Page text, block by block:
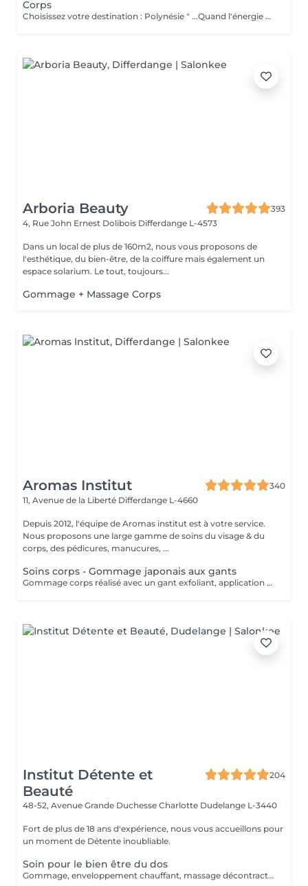
Corps
Choisissez votre destination : Polynésie " ...Quand l'énergie des îles envahit le corps et l'esprit ... " Ce Rituel aux senteurs divines de monoï, mangue et frangipanier démarre par une exfoliation en douceur au sable de bora bora, puis se prolonge par une « sieste de bien-être » tropicale au beurre de mangue, extrêmement relaxante pour les tensions physiques et pour l'esprit, mais aussi nourrissante pour la peau. Enfin, le Massage (55min) Polynésien Sweet Lomi, très ressourçant, est pratiqué avec un divin nectar de beauté à la fleur de frangipanier ou une huile relaxante au CBD. Amazonie " ... Ce Rituel fait vibrer l'énergie joyeuse et tonique du Brésil ... " Le sucre roux du gommage, mélangé à l'huile de noix du Brésil, fond sur la peau pour éliminer les cellules mortes et préparer l'épiderme à recevoir l'enveloppement anti-stress, véritable « sieste de bien-être ». Puis, le Massage (55min) Holistic Bambou, intégrant des manuvres drainantes au bambou, est pratiqué avec un nectar de beauté aux effluves gourmandes fruitées de mangue et fruit de la passion ou une huile de soin à l'acérola pour un corps relâché, vivifié et très léger ! Indonésie " ... Expérience détox pour retrouver vitalité, harmonie, légèreté ... " Un Rituel pour évacuer le stress et la fatigue en drainant les toxines, et pour retrouver une silhouette affinée. Le gommage au riz, sel, thé vert et épices se poursuit par un « cocon minceur » riche en algues fucus et café vert, véritable « cataplasme » amincissant. Enfin, le Massage (55min) Balizen est pratiqué avec une huile de soin phyto-aromatique drainante et amincissante. Afrique " ... Une expérience sensorielle basée sur une synergie d'huiles essentielles relaxantes ..." Les Produits de Soin de ce Rituel sont certifiés Bio COSMOS ORGANIC. Les graines de baobab du gommage éliminent impuretés et cellules mortes, permettant ainsi à la peau d'absorber les bienfaits des huiles essentielles relaxantes lors de la phase d'enveloppement. Puis, le bien-être physique et psychique est optimisé lors du Massage (55min) Africain Sabi Sabi.
Arboria Beauty
393
4, Rue John Ernest Dolibois Differdange L-4573
Dans un local de plus de 160m2, nous vous proposons de
l'esthétique, du bien-être, de la coiffure mais également un
espace solarium. Le tout, toujours...
Gommage + Massage Corps
Aromas Institut
340
11, Avenue de la Liberté Differdange L-4660
Depuis 2012, l'équipe de Aromas institut est à votre service.
Nous proposons une large gamme de soins du visage & du
corps, des pédicures, manucures, ...
Soins corps - Gommage japonais aux gants
Gommage corps réalisé avec un gant exfoliant, application d'une huile hydratante idéale pour une peau douce, lisse. Nous vous prions de bien vouloir respecter votre rendez-vous. En prenant rendez-vous, vous occupez une place, dont une autre personne aurait éventuellement besoin. Tout rendez-vous non annulé 24h en avance, est susceptible d'être facturé. (Si vous ne pouvez pas vous présenter à votre RDV, proposez-le éventuellement à un proche ou à un ami) Toute l'équipe de Aromas Institut vous remercie pour votre respect et votre compréhension.
Institut Détente et
Beauté
204
48-52, Avenue Grande Duchesse Charlotte Dudelange L-3440
Fort de plus de 18 ans d'expérience, nous vous accueillons pour
un moment de Détente inoubliable.
Soin pour le bien être du dos
Gommage, enveloppement chauffant, massage décontractant.